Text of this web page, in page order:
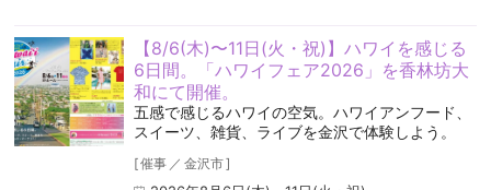
【8/6(木)〜11日(火・祝)】ハワイを感じる
6日間。「ハワイフェア2026」を香林坊大
和にて開催。
五感で感じるハワイの空気️。ハワイアンフード、
スイーツ、雑貨、ライブを金沢で体験しよう。
[催事 ／ 金沢市]